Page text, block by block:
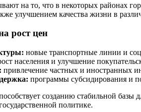
на то, что в некоторых районах
улучшением качества жизни в
рост цен
новые транспортные линии и
населения и улучшение
привлечение частных и иностранных
программы субсидирования и
созданию стабильной
политике.